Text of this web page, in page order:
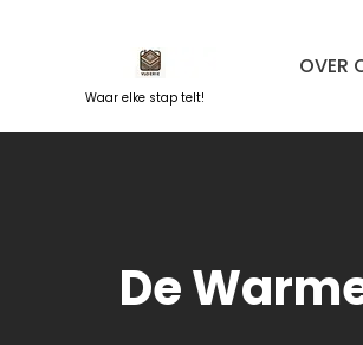
Waar elke stap telt!
OVER
De